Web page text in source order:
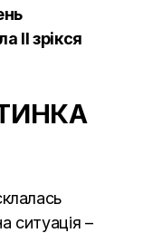
II зрікся
ситуація –